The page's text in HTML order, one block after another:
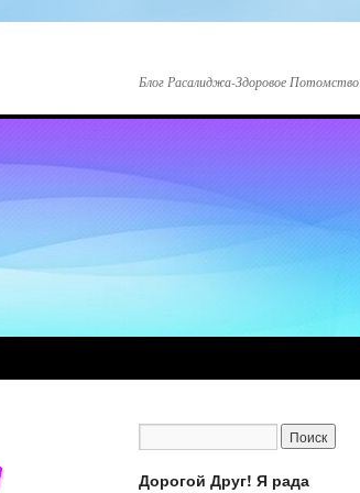
Блог Расалиджа-Здоровое Потомство
Дорогой Друг! Я рада